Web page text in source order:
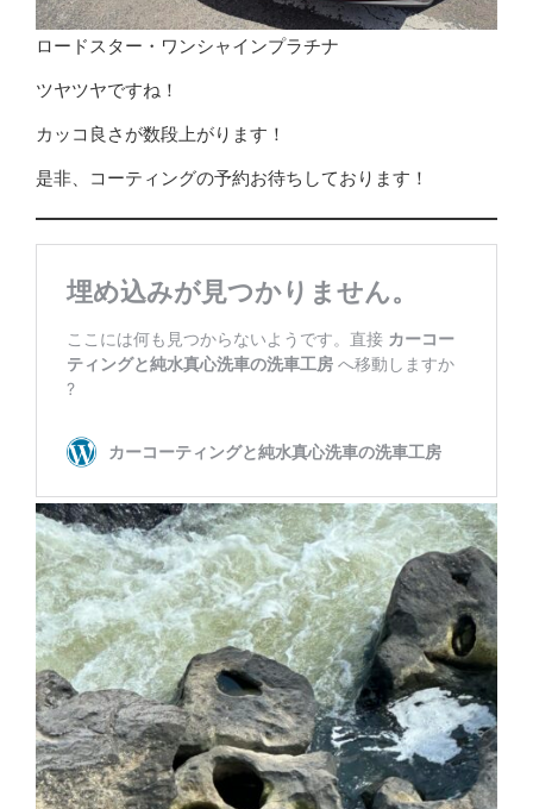
ロードスター・ワンシャインプラチナ
ツヤツヤですね！
カッコ良さが数段上がります！
是非、コーティングの予約お待ちしております！